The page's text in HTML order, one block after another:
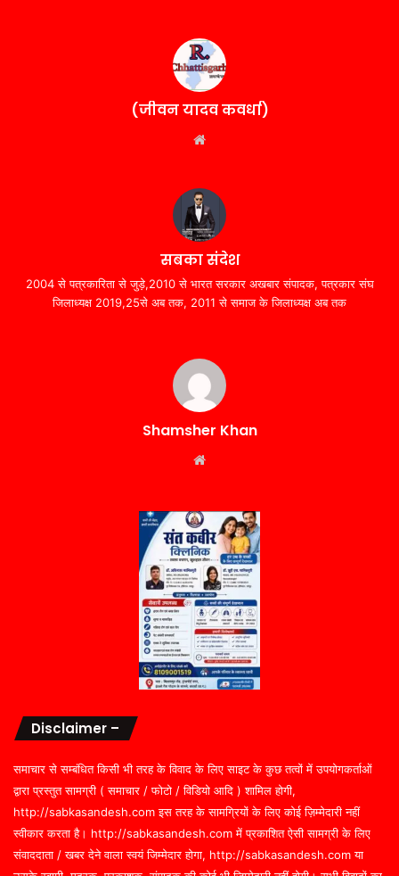
(जीवन यादव कवर्धा)
सबका संदेश
2004 से पत्रकारिता से जुड़े,2010 से भारत सरकार अखबार संपादक, पत्रकार संघ
जिलाध्यक्ष 2019,25से अब तक, 2011 से समाज के जिलाध्यक्ष अब तक
Shamsher Khan
Disclaimer –
समाचार से सम्बंधित किसी भी तरह के विवाद के लिए साइट के कुछ तत्वों में उपयोगकर्ताओं
द्वारा प्रस्तुत सामग्री ( समाचार / फोटो / विडियो आदि ) शामिल होगी,
http://sabkasandesh.com इस तरह के सामग्रियों के लिए कोई ज़िम्मेदारी नहीं
स्वीकार करता है। http://sabkasandesh.com में प्रकाशित ऐसी सामग्री के लिए
संवाददाता / खबर देने वाला स्वयं जिम्मेदार होगा, http://sabkasandesh.com या